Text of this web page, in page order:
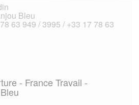
Bleu
63 949 / 3995 / +33 17 78 63
- France Travail -